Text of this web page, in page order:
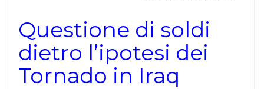
Questione di soldi
dietro l’ipotesi dei
Tornado in Iraq